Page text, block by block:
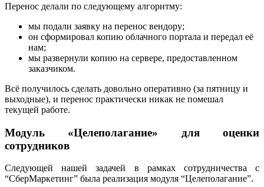
Перенос делали по следующему алгоритму:
мы подали заявку на перенос вендору;
он сформировал копию облачного портала и передал её
нам;
мы развернули копию на сервере, предоставленном
заказчиком.
Всё получилось сделать довольно оперативно (за пятницу и
выходные), и перенос практически никак не помешал
текущей работе.
Модуль «Целеполагание» для оценки
сотрудников
Следующей нашей задачей в рамках сотрудничества с
“СберМаркетинг” была реализация модуля “Целеполагание”.